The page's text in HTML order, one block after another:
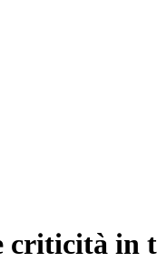
criticità in